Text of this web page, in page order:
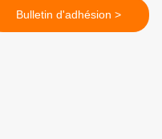
Bulletin d'adhésion >